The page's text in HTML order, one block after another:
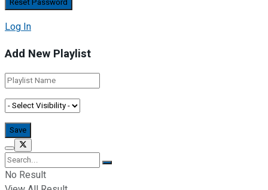
Log In
Add New Playlist
No Result